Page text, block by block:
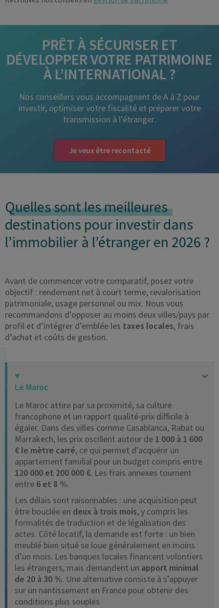
PRÊT À SÉCURISER ET
DÉVELOPPER VOTRE PATRIMOINE
À L’INTERNATIONAL ?
Nos conseillers vous accompagnent de A à Z pour
investir, optimiser votre fiscalité et préparer votre
transmission à l’étranger.
Je veux être recontacté
Quelles sont les meilleures
destinations pour investir dans
l’immobilier à l’étranger en 2026 ?
Avant de commencer votre comparatif, posez votre
objectif : rendement net à court terme, revalorisation
patrimoniale, usage personnel ou mix. Nous vous
recommandons d’opposer au moins deux villes/pays par
profil et d’intégrer d’emblée les taxes locales, frais
d’achat et coûts de gestion.
Le Maroc
Le Maroc attire par sa proximité, sa culture
francophone et un rapport qualité-prix difficile à
égaler. Dans des villes comme Casablanca, Rabat ou
Marrakech, les prix oscillent autour de 1 000 à 1 600
€ le mètre carré, ce qui permet d’acquérir un
appartement familial pour un budget compris entre
120 000 et 200 000 €. Les frais annexes tournent
entre 6 et 8 %.
Les délais sont raisonnables : une acquisition peut
être bouclée en deux à trois mois, y compris les
formalités de traduction et de légalisation des
actes. Côté locatif, la demande est forte : un bien
meublé bien situé se loue généralement en moins
d’un mois. Les banques locales financent volontiers
les étrangers, mais demandent un apport minimal
de 20 à 30 %. Une alternative consiste à s’appuyer
sur un nantissement en France pour obtenir des
conditions plus souples.